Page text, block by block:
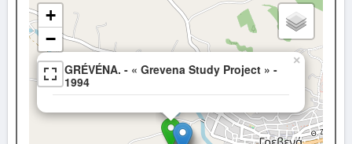
GRÉVÉNA. - « Grevena Study Project » -
1994
×
+
−